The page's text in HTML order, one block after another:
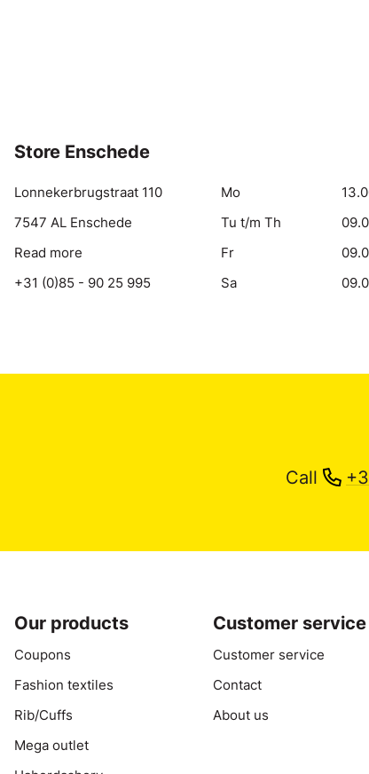
Store Enschede
Lonnekerbrugstraat 110
7547 AL Enschede
Read more
+31 (0)85 - 90 25 995
Mo
Tu t/m Th
Fr
Sa
Call
Our products
Coupons
Fashion textiles
Rib/Cuffs
Mega outlet
Customer service
Customer service
Contact
About us